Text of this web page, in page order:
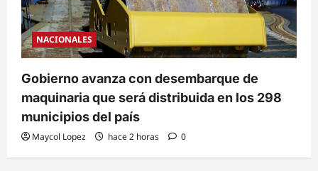
NACIONALES
Gobierno avanza con desembarque de
maquinaria que será distribuida en los 298
municipios del país
Maycol Lopez hace 2 horas 0